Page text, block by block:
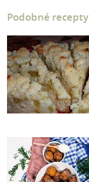
Podobné recepty